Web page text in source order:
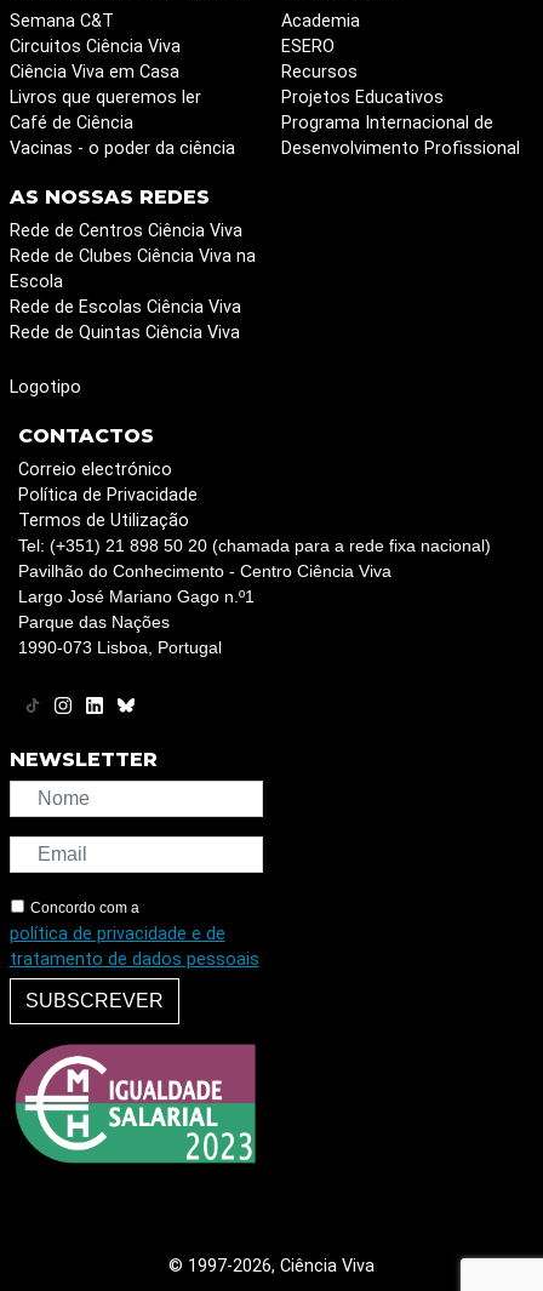
Semana C&T
Circuitos Ciência Viva
Ciência Viva em Casa
Livros que queremos ler
Café de Ciência
Vacinas - o poder da ciência
Academia
ESERO
Recursos
Projetos Educativos
Programa Internacional de
Desenvolvimento Profissional
AS NOSSAS REDES
Rede de Centros Ciência Viva
Rede de Clubes Ciência Viva na
Escola
Rede de Escolas Ciência Viva
Rede de Quintas Ciência Viva
Logotipo
CONTACTOS
Correio electrónico
Política de Privacidade
Termos de Utilização
Tel: (+351) 21 898 50 20 (chamada para a rede fixa nacional)
Pavilhão do Conhecimento - Centro Ciência Viva
Largo José Mariano Gago n.º1
Parque das Nações
1990-073 Lisboa, Portugal
NEWSLETTER
Concordo com a
política de privacidade e de
tratamento de dados pessoais
SUBSCREVER
© 1997-2026, Ciência Viva